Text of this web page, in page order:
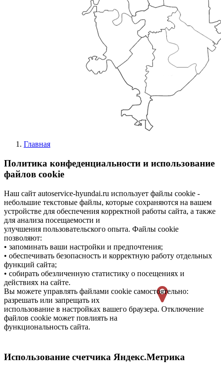
Главная
Политика конфеденциальности и использование
файлов cookie
Наш сайт autoservice-hyundai.ru использует файлы cookie -
небольшие текстовые файлы, которые сохраняются на вашем
устройстве для обеспечения корректной работы сайта, а также
для анализа посещаемости и
улучшения пользовательского опыта. Файлы cookie
позволяют:
• запоминать ваши настройки и предпочтения;
• обеспечивать безопасность и корректную работу отдельных
функций сайта;
• собирать обезличенную статистику о посещениях и
действиях на сайте.
Вы можете управлять файлами cookie самостоятельно:
разрешать или запрещать их
использование в настройках вашего браузера. Отключение
файлов cookie может повлиять на
функциональность сайта.
Использование счетчика Яндекс.Метрика